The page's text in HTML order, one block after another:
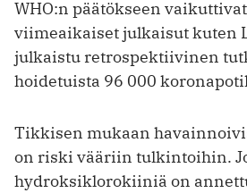
WHO:n päätökseen
viimeaikaiset julkaisut kuten
julkaistu retrospektiivinen
hoidetuista 96 000
Tikkisen mukaan
on riski vääriin tulkintoihin.
hydroksiklorokiiniä on